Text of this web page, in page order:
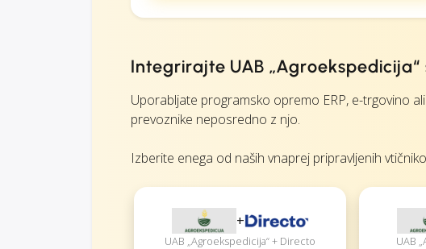
Integrirajte UAB
Uporabljate programsko opremo ERP, e-trgovino
prevoznike neposredno z njo.
Izberite enega od naših vnaprej pripravljenih
+
UAB „Agroekspedicija“ + Directo UAB